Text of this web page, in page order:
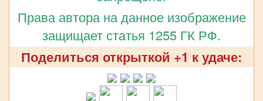
Права автора на данное изображение
защищает статья 1255 ГК РФ.
Поделиться открыткой +1 к удаче: